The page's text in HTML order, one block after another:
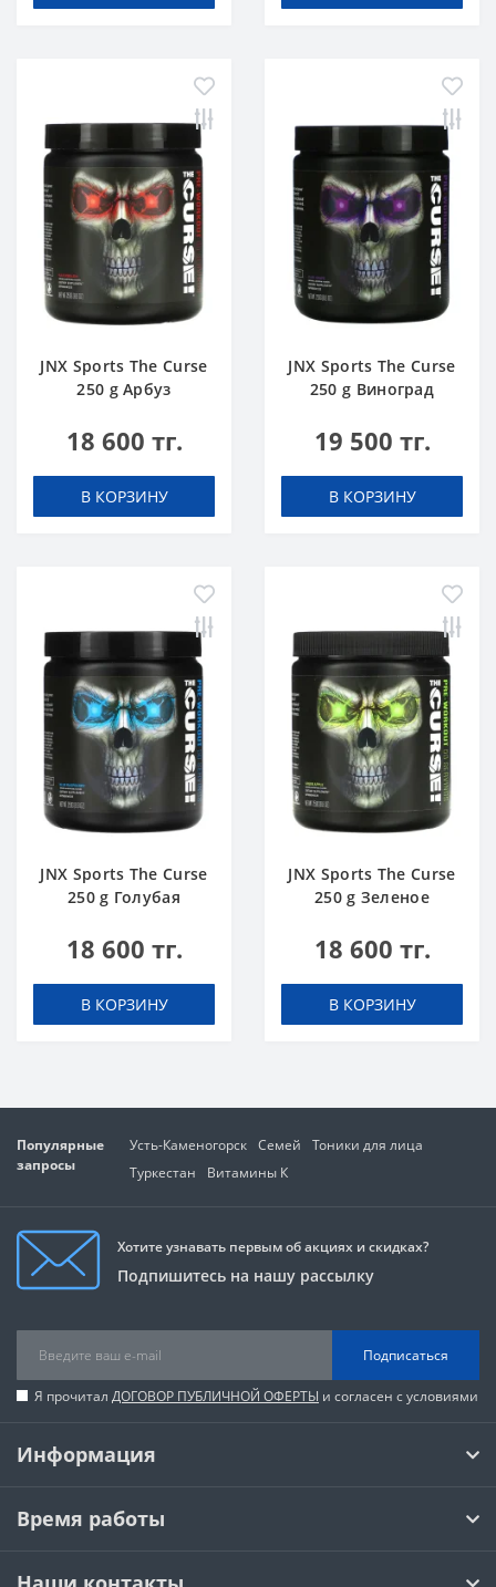
JNX Sports The Curse
250 g Арбуз
18 600 тг.
В КОРЗИНУ
JNX Sports The Curse
250 g Виноград
19 500 тг.
В КОРЗИНУ
JNX Sports The Curse
250 g Голубая
18 600 тг.
В КОРЗИНУ
JNX Sports The Curse
250 g Зеленое
18 600 тг.
В КОРЗИНУ
Популярные
запросы
Усть-Каменогорск Семей
Тоники для лица
Туркестан
Витамины К
Хотите узнавать первым об акциях и скидках?
Подпишитесь на нашу рассылку
Подписаться
Я прочитал ДОГОВОР ПУБЛИЧНОЙ ОФЕРТЫ и согласен с условиями
Информация
Время работы